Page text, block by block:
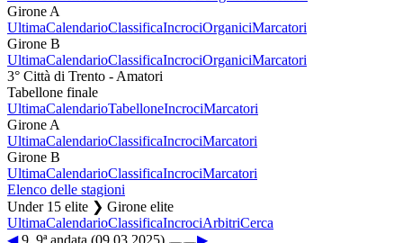
Girone A
UltimaCalendarioClassificaIncrociOrganiciMarcatori
Girone B
UltimaCalendarioClassificaIncrociOrganiciMarcatori
3° Città di Trento - Amatori
Tabellone finale
UltimaCalendarioTabelloneIncrociMarcatori
Girone A
UltimaCalendarioClassificaIncrociMarcatori
Girone B
UltimaCalendarioClassificaIncrociMarcatori
Elenco delle stagioni
Under 15 elite ❯ Girone elite
UltimaCalendarioClassificaIncrociArbitriCerca
◀9. 9ª andata (09.03.2025)
▶